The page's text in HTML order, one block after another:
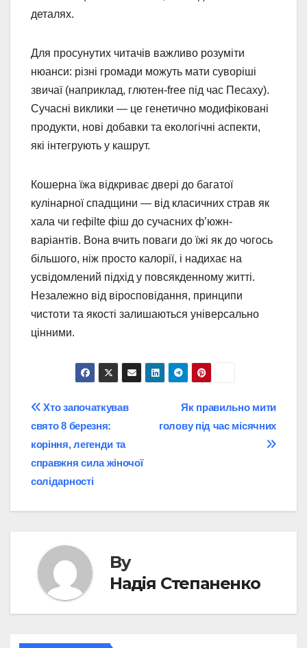
деталях.
Для просунутих читачів важливо розуміти
нюанси: різні громади можуть мати суворіші
звичаї (наприклад, глютен-free під час Песаху).
Сучасні виклики — це генетично модифіковані
продукти, нові добавки та екологічні аспекти,
які інтегрують у кашрут.
Кошерна їжа відкриває двері до багатої
кулінарної спадщини — від класичних страв як
хала чи гефilte фіш до сучасних ф’южн-
варіантів. Вона вчить поваги до їжі як до чогось
більшого, ніж просто калорії, і надихає на
усвідомлений підхід у повсякденному житті.
Незалежно від віросповідання, принципи
чистоти та якості залишаються універсально
цінними.
Post
navigation
Як правильно мити
голову під час місячних
Хто започаткував
свято 8 березня:
коріння, легенди та
справжня сила жіночої
солідарності
By
Надія Степаненко